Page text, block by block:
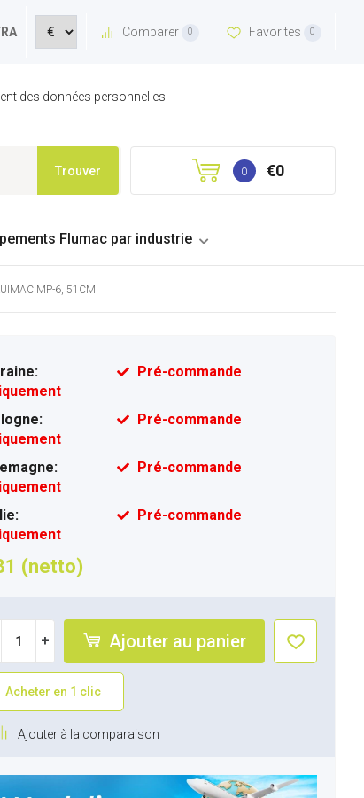
Comparer 0 Favorites 0
des données personnelles
Trouver 0 €0
Flumac par industrie
MP-6, 51CM
Pré-commande
Pré-commande
Pré-commande
Pré-commande
(netto)
+ Ajouter au panier
Acheter en 1 clic
Ajouter à la comparaison